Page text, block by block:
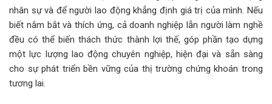
nhân sự và để người lao động khẳng định giá trị của mình. Nếu
biết nắm bắt và thích ứng, cả doanh nghiệp lẫn người làm nghề
đều có thể biến thách thức thành lợi thế, góp phần tạo dựng
một lực lượng lao động chuyên nghiệp, hiện đại và sẵn sàng
cho sự phát triển bền vững của thị trường chứng khoán trong
tương lai.